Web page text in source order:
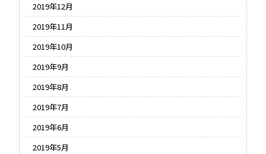
2019年12月
2019年11月
2019年10月
2019年9月
2019年8月
2019年7月
2019年6月
2019年5月